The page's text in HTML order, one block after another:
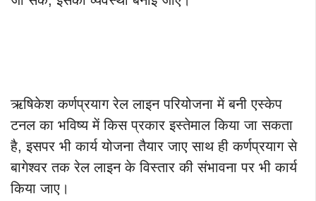
ऋषिकेश कर्णप्रयाग रेल लाइन परियोजना में बनी एस्केप
टनल का भविष्य में किस प्रकार इस्तेमाल किया जा सकता
है, इसपर भी कार्य योजना तैयार जाए साथ ही कर्णप्रयाग से
बागेश्वर तक रेल लाइन के विस्तार की संभावना पर भी कार्य
किया जाए।